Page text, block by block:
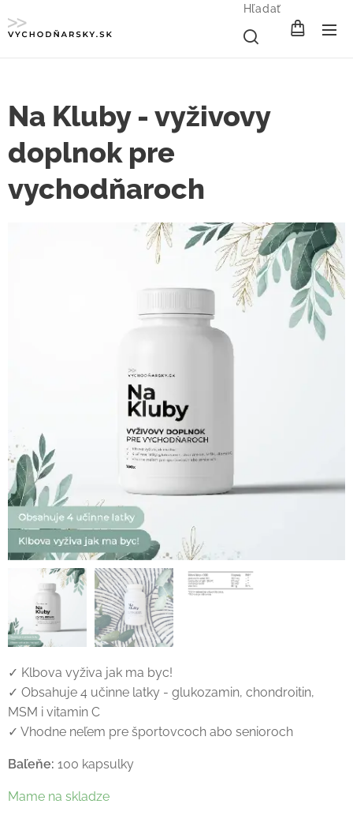
Hľadať
Na Kluby - vyživovy
doplnok pre
vychodňaroch
✓ Klbova vyživa jak ma byc!
✓ Obsahuje 4 učinne latky - glukozamin, chondroitin,
MSM i vitamin C
✓ Vhodne neľem pre športovcoch abo senioroch
Baľeňe: 100 kapsulky
Mame na skladze